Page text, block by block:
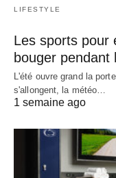
LIFESTYLE
Les sports pour
bouger pendant
L'été ouvre grand la
s'allongent, la météo…
1 semaine ago